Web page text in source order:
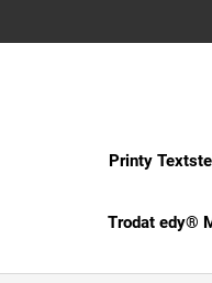
Printy
Trodat edy®